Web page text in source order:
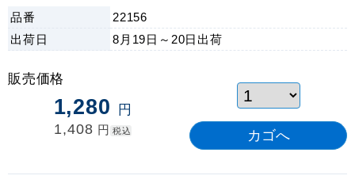
品番 22156
出荷日 8月19日～20日 出荷
販売価格
1,280 円
1,408 円 税込